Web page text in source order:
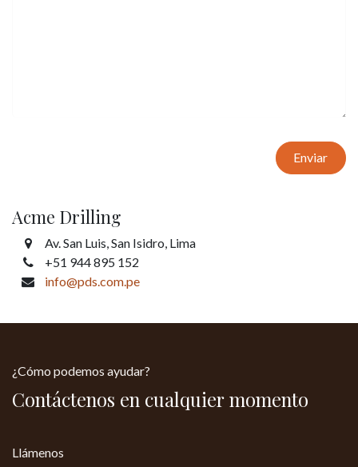
Enviar
Acme Drilling
Av. San Luis, San Isidro, Lima
+51 944 895 152
info@pds.com.pe
¿Cómo podemos ayudar?
Contáctenos en cualquier momento
Llámenos